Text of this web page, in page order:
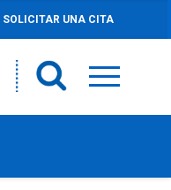
SOLICITAR UNA CITA